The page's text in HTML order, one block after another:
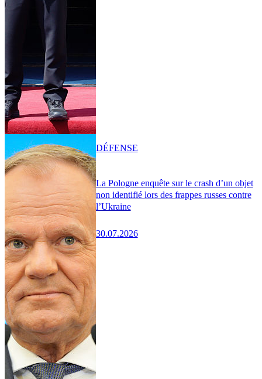
La Pologne enquête sur le crash d’un objet
non identifié lors des frappes russes contre
l’Ukraine
30.07.2026
DÉFENSE